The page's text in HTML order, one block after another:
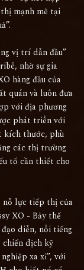
mạnh mẽ tại
vị trí dẫn đầu”
nhờ sự gia
hàng đầu của
quán và luôn đưa
với địa phương
phát triển với
kích thước, phù
các thị trường
tố cần thiết cho
nỗ lực tiếp thị của
XO - Bảy thế
diễn, nổi tiếng
dịch kỹ
xa xỉ”, với